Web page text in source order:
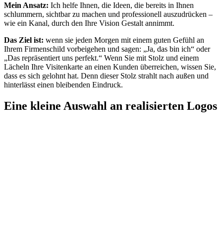
Mein Ansatz: Ich helfe Ihnen, die Ideen, die bereits in Ihnen
schlummern, sichtbar zu machen und professionell auszudrücken –
wie ein Kanal, durch den Ihre Vision Gestalt annimmt.
Das Ziel ist: wenn sie jeden Morgen mit einem guten Gefühl an
Ihrem Firmenschild vorbeigehen und sagen: „Ja, das bin ich“ oder
„Das repräsentiert uns perfekt.“ Wenn Sie mit Stolz und einem
Lächeln Ihre Visitenkarte an einen Kunden überreichen, wissen Sie,
dass es sich gelohnt hat. Denn dieser Stolz strahlt nach außen und
hinterlässt einen bleibenden Eindruck.
Eine kleine Auswahl an realisierten Logos